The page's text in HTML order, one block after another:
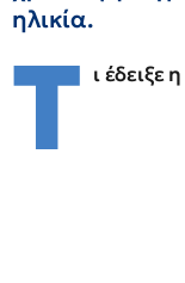
ηλικία.
Τ ι έδειξε